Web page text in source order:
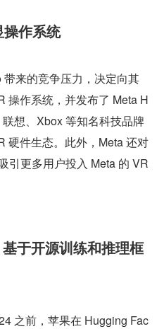
作系统
来的竞争压力，决定向其
操作系统，并发布了 Meta H
想、Xbox 等知名科技品牌
硬件生态。此外，Meta 还对
引更多用户投入 Meta 的 VR
于开源训练和推理框
之前，苹果在 Hugging Fac